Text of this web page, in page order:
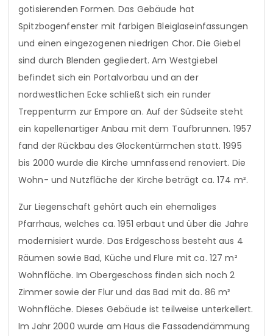
gotisierenden Formen. Das Gebäude hat
Spitzbogenfenster mit farbigen Bleiglaseinfassungen
und einen eingezogenen niedrigen Chor. Die Giebel
sind durch Blenden gegliedert. Am Westgiebel
befindet sich ein Portalvorbau und an der
nordwestlichen Ecke schließt sich ein runder
Treppenturm zur Empore an. Auf der Südseite steht
ein kapellenartiger Anbau mit dem Taufbrunnen. 1957
fand der Rückbau des Glockentürmchen statt. 1995
bis 2000 wurde die Kirche umnfassend renoviert. Die
Wohn- und Nutzfläche der Kirche beträgt ca. 174 m².
Zur Liegenschaft gehört auch ein ehemaliges
Pfarrhaus, welches ca. 1951 erbaut und über die Jahre
modernisiert wurde. Das Erdgeschoss besteht aus 4
Räumen sowie Bad, Küche und Flure mit ca. 127 m²
Wohnfläche. Im Obergeschoss finden sich noch 2
Zimmer sowie der Flur und das Bad mit da. 86 m²
Wohnfläche. Dieses Gebäude ist teilweise unterkellert.
Im Jahr 2000 wurde am Haus die Fassadendämmung